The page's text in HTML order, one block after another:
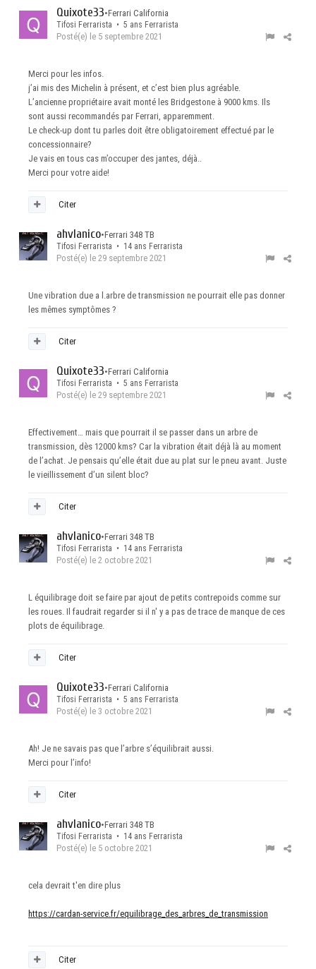
Quixote33•Ferrari California
Tifosi Ferrarista • 5 ans Ferrarista
Posté(e) le 5 septembre 2021
Merci pour les infos.
j’ai mis des Michelin à présent, et c’est bien plus agréable.
L’ancienne propriétaire avait monté les Bridgestone à 9000 kms. Ils
sont aussi recommandés par Ferrari, apparemment.
Le check-up dont tu parles doit être obligatoirement effectué par le
concessionnaire?
Je vais en tous cas m’occuper des jantes, déjà..
Merci pour votre aide!
Citer
ahvlanico•Ferrari 348 TB
Tifosi Ferrarista • 14 ans Ferrarista
Posté(e) le 29 septembre 2021
Une vibration due a l.arbre de transmission ne pourrait elle pas donner
les mêmes symptômes ?
Citer
Quixote33•Ferrari California
Tifosi Ferrarista • 5 ans Ferrarista
Posté(e) le 29 septembre 2021
Effectivement… mais que pourrait il se passer dans un arbre de
transmission, dès 12000 kms? Car la vibration était déjà là au moment
de l’achat. Je pensais qu’elle était due au plat sur le pneu avant. Juste
le vieillissement d’un silent bloc?
Citer
ahvlanico•Ferrari 348 TB
Tifosi Ferrarista • 14 ans Ferrarista
Posté(e) le 2 octobre 2021
L équilibrage doit se faire par ajout de petits contrepoids comme sur
les roues. Il faudrait regarder si il n' y a pas de trace de manque de ces
plots de équilibrage.
Citer
Quixote33•Ferrari California
Tifosi Ferrarista • 5 ans Ferrarista
Posté(e) le 3 octobre 2021
Ah! Je ne savais pas que l’arbre s’équilibrait aussi.
Merci pour l’info!
Citer
ahvlanico•Ferrari 348 TB
Tifosi Ferrarista • 14 ans Ferrarista
Posté(e) le 5 octobre 2021
cela devrait t'en dire plus
https://cardan-service.fr/equilibrage_des_arbres_de_transmission
Citer